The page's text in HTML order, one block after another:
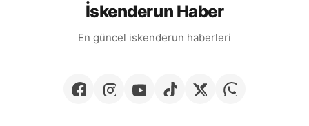
İskenderun Haber
En güncel iskenderun haberleri